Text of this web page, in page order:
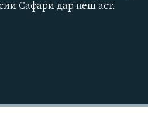
Сафарӣ дар пеш аст.